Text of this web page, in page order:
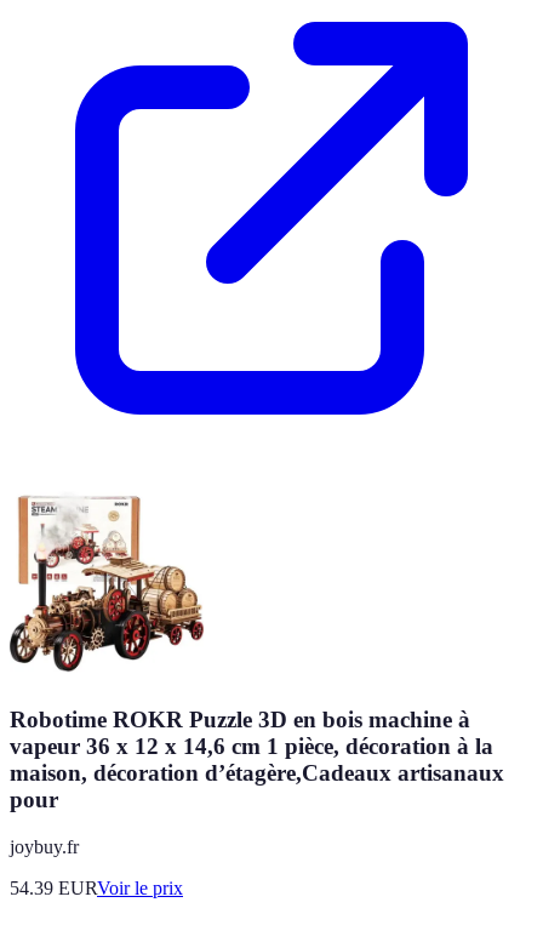
Robotime ROKR Puzzle 3D en bois machine à
vapeur 36 x 12 x 14,6 cm 1 pièce, décoration à la
maison, décoration d’étagère,Cadeaux artisanaux
pour
joybuy.fr
54.39 EURVoir le prix